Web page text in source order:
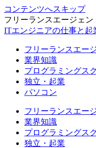
コンテンツへスキップ
フリーランスエージェ
ITエンジニアの仕事と起
フリーランスエー
業界知識
プログラミングス
独立・起業
パソコン
フリーランスエー
業界知識
プログラミングス
独立・起業